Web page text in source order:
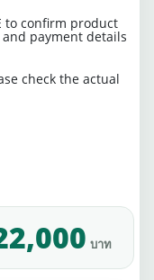
to confirm product
payment details
check the actual
บาท